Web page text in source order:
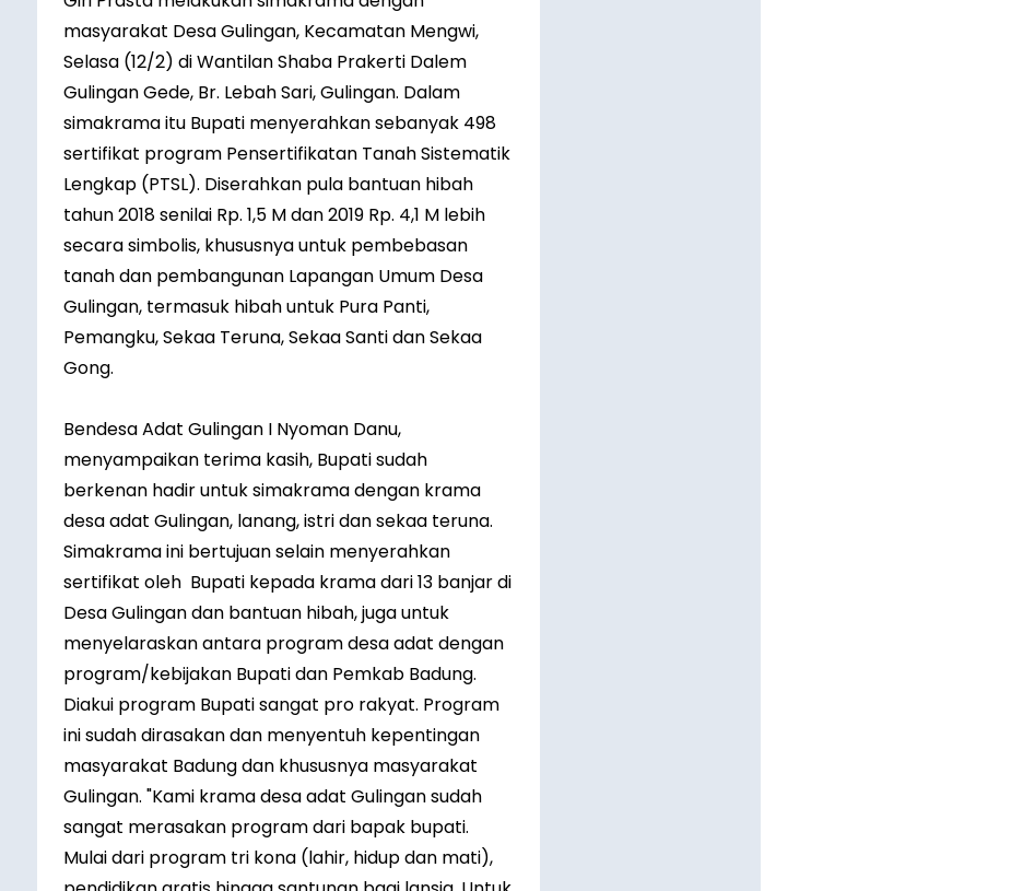
masyarakat Desa Gulingan, Kecamatan Mengwi,
Selasa (12/2) di Wantilan Shaba Prakerti Dalem
Gulingan Gede, Br. Lebah Sari, Gulingan. Dalam
simakrama itu Bupati menyerahkan sebanyak 498
sertifikat program Pensertifikatan Tanah Sistematik
Lengkap (PTSL). Diserahkan pula bantuan hibah
tahun 2018 senilai Rp. 1,5 M dan 2019 Rp. 4,1 M lebih
secara simbolis, khususnya untuk pembebasan
tanah dan pembangunan Lapangan Umum Desa
Gulingan, termasuk hibah untuk Pura Panti,
Pemangku, Sekaa Teruna, Sekaa Santi dan Sekaa
Gong.
Bendesa Adat Gulingan I Nyoman Danu,
menyampaikan terima kasih, Bupati sudah
berkenan hadir untuk simakrama dengan krama
desa adat Gulingan, lanang, istri dan sekaa teruna.
Simakrama ini bertujuan selain menyerahkan
sertifikat oleh Bupati kepada krama dari 13 banjar di
Desa Gulingan dan bantuan hibah, juga untuk
menyelaraskan antara program desa adat dengan
program/kebijakan Bupati dan Pemkab Badung.
Diakui program Bupati sangat pro rakyat. Program
ini sudah dirasakan dan menyentuh kepentingan
masyarakat Badung dan khususnya masyarakat
Gulingan. "Kami krama desa adat Gulingan sudah
sangat merasakan program dari bapak bupati.
Mulai dari program tri kona (lahir, hidup dan mati),